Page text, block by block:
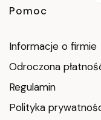
Linki w
Pomoc
Informacje o firmie
Odroczona
Regulamin
Polityka